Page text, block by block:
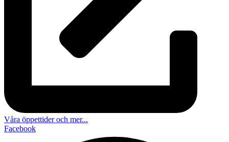
Våra öppettider och mer...
Facebook